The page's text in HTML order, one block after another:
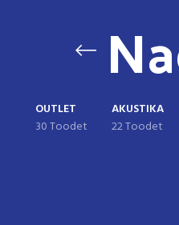
OUTLET
30 Toodet
AKUSTIKA
22 Toodet